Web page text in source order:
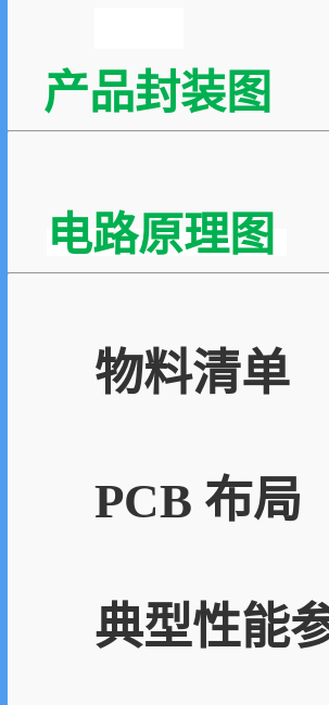
产品封装图
电路原理图
物料清单
PCB 布局
典型性能